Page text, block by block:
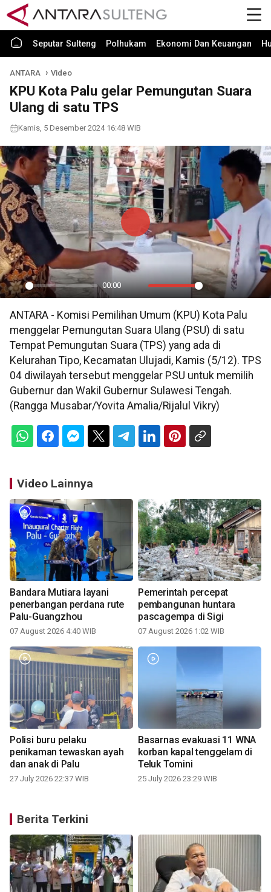
Seputar Sulteng Polhukam Ekonomi Dan Keuangan
ANTARA Video
KPU Kota Palu gelar Pemungutan Suara
Ulang di satu TPS
Kamis, 5 Desember 2024 16:48 WIB
Play
00:00
Mute Settings
PIP
Play
ANTARA - Komisi Pemilihan Umum (KPU) Kota Palu
menggelar Pemungutan Suara Ulang (PSU) di satu
Tempat Pemungutan Suara (TPS) yang ada di
Kelurahan Tipo, Kecamatan Ulujadi, Kamis (5/12). TPS
04 diwilayah tersebut menggelar PSU untuk memilih
Gubernur dan Wakil Gubernur Sulawesi Tengah.
(Rangga Musabar/Yovita Amalia/Rijalul Vikry)
Video Lainnya
Bandara Mutiara layani
penerbangan perdana rute
Palu-Guangzhou
07 August 2026 4:40 WIB
Pemerintah percepat
pembangunan huntara
pascagempa di Sigi
07 August 2026 1:02 WIB
Polisi buru pelaku
penikaman tewaskan ayah
dan anak di Palu
27 July 2026 22:37 WIB
Basarnas evakuasi 11 WNA
korban kapal tenggelam di
Teluk Tomini
25 July 2026 23:29 WIB
Berita Terkini